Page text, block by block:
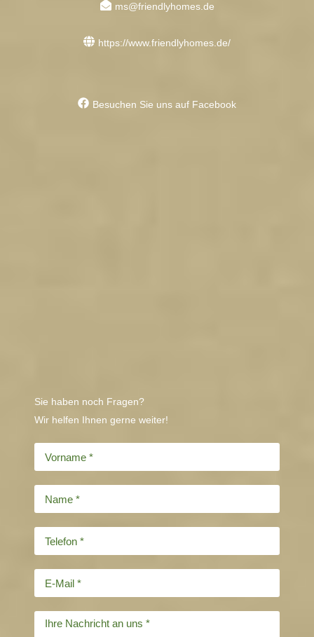
ms@friendlyhomes.de
https://www.friendlyhomes.de/
Besuchen Sie uns auf Facebook
Sie haben noch Fragen?
Wir helfen Ihnen gerne weiter!